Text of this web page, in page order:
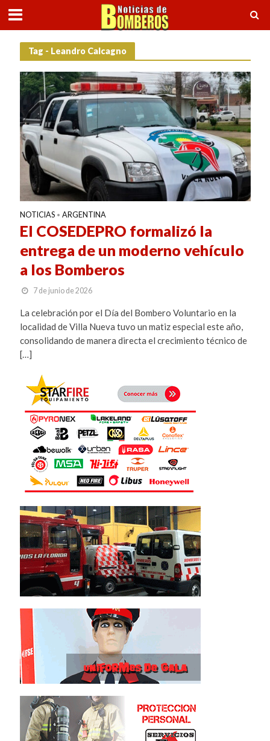
Tag - Leandro Calcagno
NOTICIAS • ARGENTINA
El COSEDEPRO formalizó la
entrega de un moderno vehículo
a los Bomberos
7 de junio de 2026
La celebración por el Día del Bombero Voluntario en la
localidad de Villa Nueva tuvo un matiz especial este año,
consolidando de manera directa el crecimiento técnico de
[…]